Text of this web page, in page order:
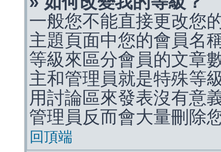
一般您不能直接更改您
主題頁面中您的會員名
等級來區分會員的文章
主和管理員就是特殊等
用討論區來發表沒有意
管理員反而會大量刪除
回頂端